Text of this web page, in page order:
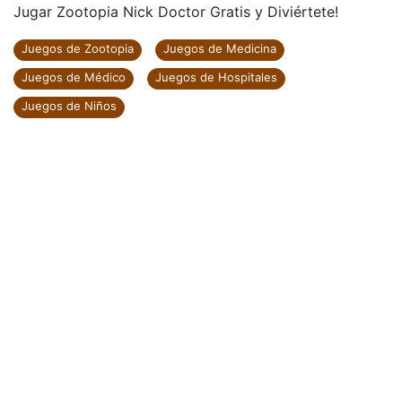
Jugar Zootopia Nick Doctor Gratis y Diviértete!
Juegos de Zootopia
Juegos de Medicina
Juegos de Médico
Juegos de Hospitales
Juegos de Niños